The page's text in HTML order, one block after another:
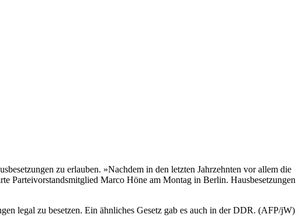
zu erlauben. »Nachdem in den letzten Jahrzehnten vor allem die
Parteivorstandsmitglied Marco Höne am Montag in Berlin. Hausbesetzungen
legal zu besetzen. Ein ähnliches Gesetz gab es auch in der DDR. (AFP/jW)